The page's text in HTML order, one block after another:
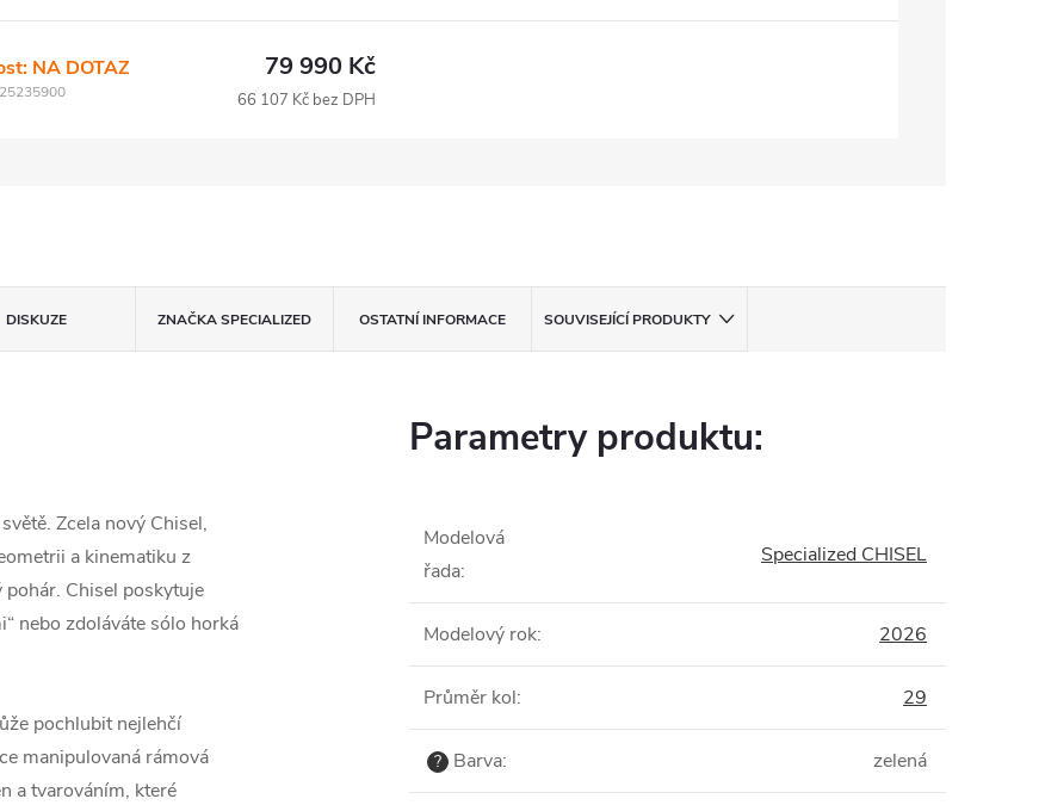
NA DOTAZ 79 990 Kč
66 107 Kč bez DPH
DISKUZE ZNAČKASPECIALIZED OSTATNÍ INFORMACE SOUVISEJÍCÍ PRODUKTY
Zcela nový Chisel,
a kinematiku z
Chisel poskytuje
nebo zdoláváte sólo horká
pochlubit nejlehčí
manipulovaná rámová
a tvarováním, které
Parametry produktu:
Modelová
řada:
Specialized CHISEL
Modelový rok: 2026
Průměr kol: 29
? Barva: zelená